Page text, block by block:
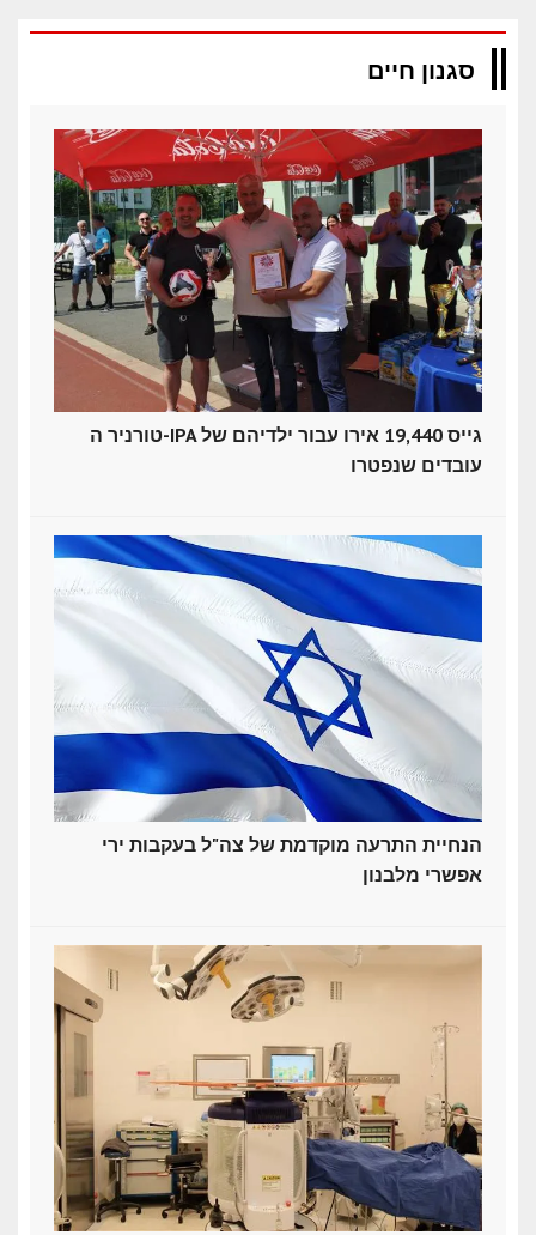
סגנון חיים
טורניר ה-IPA גייס 19,440 אירו עבור ילדיהם של
עובדים שנפטרו
הנחיית התרעה מוקדמת של צה"ל בעקבות ירי
אפשרי מלבנון